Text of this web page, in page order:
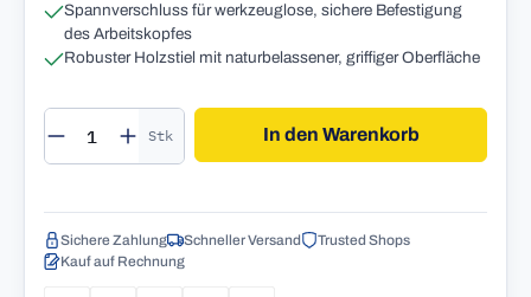
Spannverschluss für werkzeuglose, sichere Befestigung
des Arbeitskopfes
Robuster Holzstiel mit naturbelassener, griffiger Oberfläche
Produkt Anzahl: Gib den gewünschten
Stk In den Warenkorb
Sichere Zahlung Schneller Versand
Trusted Shops
Kauf auf Rechnung